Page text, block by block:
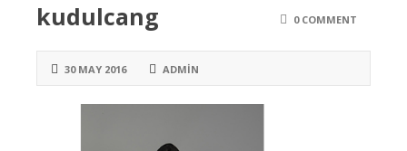
0 COMMENT
kudulcang
30 MAY 2016 ADMIN